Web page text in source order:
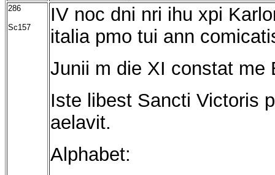
286
Sc157
IV noc dni nri ihu xpi
italia pmo tui ann
Junii m die XI constat me
Iste libest Sancti Victoris
aelavit.
Alphabet: